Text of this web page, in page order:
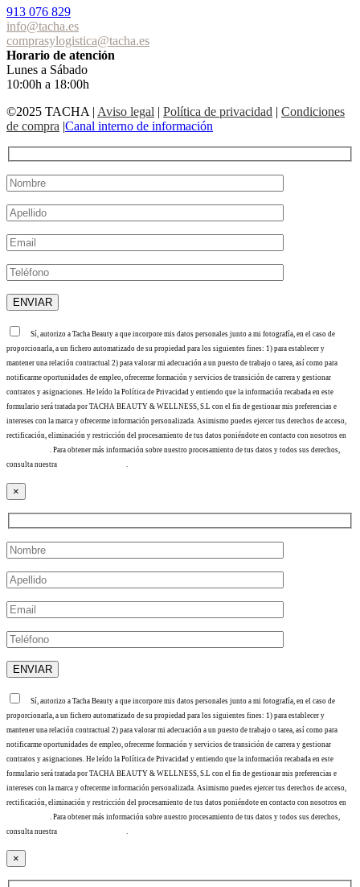
913 076 829
info@tacha.es
comprasylogistica@tacha.es
Horario de atención
Lunes a Sábado
10:00h a 18:00h
©2025 TACHA | Aviso legal | Política de privacidad | Condiciones
de compra |Canal interno de información
Sí, autorizo a Tacha Beauty a que incorpore mis datos personales junto a mi fotografía, en el caso de
proporcionarla, a un fichero automatizado de su propiedad para los siguientes fines: 1) para establecer y
mantener una relación contractual 2) para valorar mi adecuación a un puesto de trabajo o tarea, así como para
notificarme oportunidades de empleo, ofrecerme formación y servicios de transición de carrera y gestionar
contratos y asignaciones. He leído la Política de Privacidad y entiendo que la información recabada en este
formulario será tratada por TACHA BEAUTY & WELLNESS, S.L con el fin de gestionar mis preferencias e
intereses con la marca y ofrecerme información personalizada. Asimismo puedes ejercer tus derechos de acceso,
rectificación, eliminación y restricción del procesamiento de tus datos poniéndote en contacto con nosotros en
. Para obtener más información sobre nuestro procesamiento de tus datos y todos sus derechos,
consulta nuestra
.
×
Sí, autorizo a Tacha Beauty a que incorpore mis datos personales junto a mi fotografía, en el caso de
proporcionarla, a un fichero automatizado de su propiedad para los siguientes fines: 1) para establecer y
mantener una relación contractual 2) para valorar mi adecuación a un puesto de trabajo o tarea, así como para
notificarme oportunidades de empleo, ofrecerme formación y servicios de transición de carrera y gestionar
contratos y asignaciones. He leído la Política de Privacidad y entiendo que la información recabada en este
formulario será tratada por TACHA BEAUTY & WELLNESS, S.L con el fin de gestionar mis preferencias e
intereses con la marca y ofrecerme información personalizada. Asimismo puedes ejercer tus derechos de acceso,
rectificación, eliminación y restricción del procesamiento de tus datos poniéndote en contacto con nosotros en
. Para obtener más información sobre nuestro procesamiento de tus datos y todos sus derechos,
consulta nuestra
×